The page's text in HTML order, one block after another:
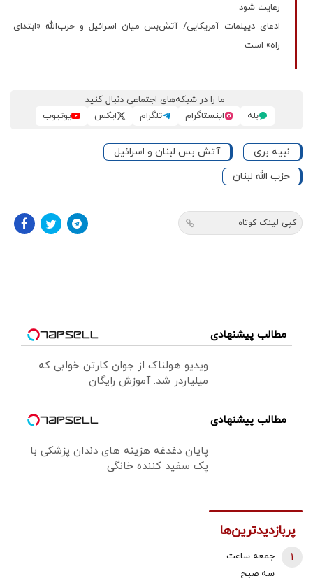
رعایت شود
ادعای دیپلمات آمریکایی/ آتش‌بس میان اسرائیل و حزب‌الله «ابتدای
راه» است
ما را در شبکه‌های اجتماعی دنبال کنید
بله
اینستاگرام تلگرام ایکس یوتیوب
نبیه بری
آتش بس لبنان و اسرائیل
حزب الله لبنان
کپی لینک کوتاه
مطالب پیشنهادی
ویدیو هولناک از جوان کارتن خوابی که
میلیاردر شد. آموزش رایگان
مطالب پیشنهادی
پایان دغدغه هزینه های دندان پزشکی با
پک سفید کننده خانگی
پربازدیدترین‌ها
جمعه ساعت
سه صبح
1